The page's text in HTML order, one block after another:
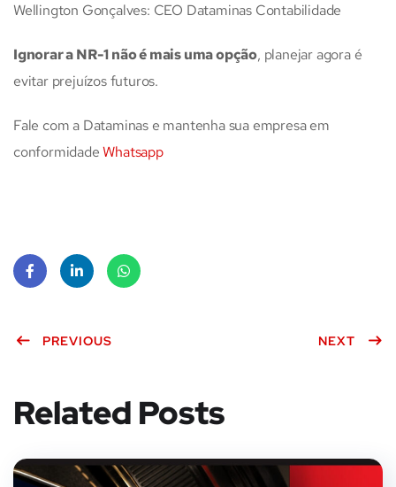
Wellington Gonçalves: CEO Dataminas Contabilidade
Ignorar a NR-1 não é mais uma opção, planejar agora é
evitar prejuízos futuros.
Fale com a Dataminas e mantenha sua empresa em
conformidadeWhatsapp
book
dIn
sApp
PREVIOUS NEXT
Related Posts